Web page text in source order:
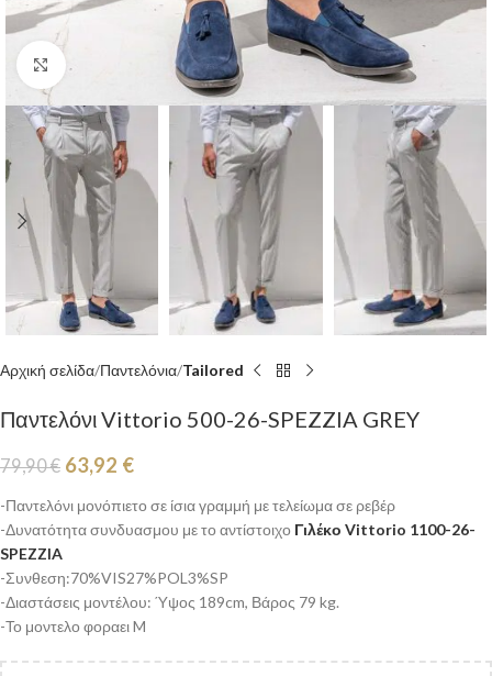
Κλικ για μεγέθυνση
Αρχική σελίδα Παντελόνια Tailored
Παντελόνι Vittorio 500-26-SPEZZIA GREY
79,90€ 63,92 €
-Παντελόνι μονόπιετο σε ίσια γραμμή με τελείωμα σε ρεβέρ
-Δυνατότητα συνδυασμου με το αντίστοιχο Γιλέκο Vittorio 1100-26-
SPEZZIA
-Συνθεση:70%VIS27%POL3%SP
-Διαστάσεις μοντέλου: Ύψος 189cm, Βάρος 79 kg.
-Το μοντελο φοραει M